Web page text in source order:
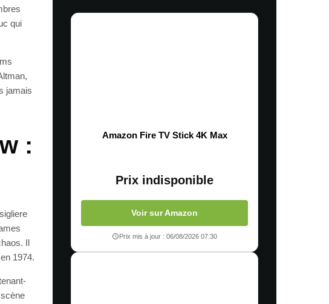
qui
jamais
:
Il
1974.
Amazon Fire TV Stick 4K Max
Prix indisponible
Voir sur Amazon
Prix mis à jour : 06/08/2026 07:30